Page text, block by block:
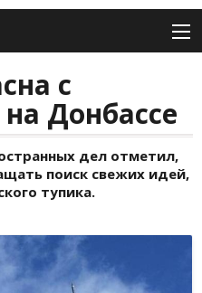
с
Донбассе
дел отметил,
поиск свежих идей,
тупика.